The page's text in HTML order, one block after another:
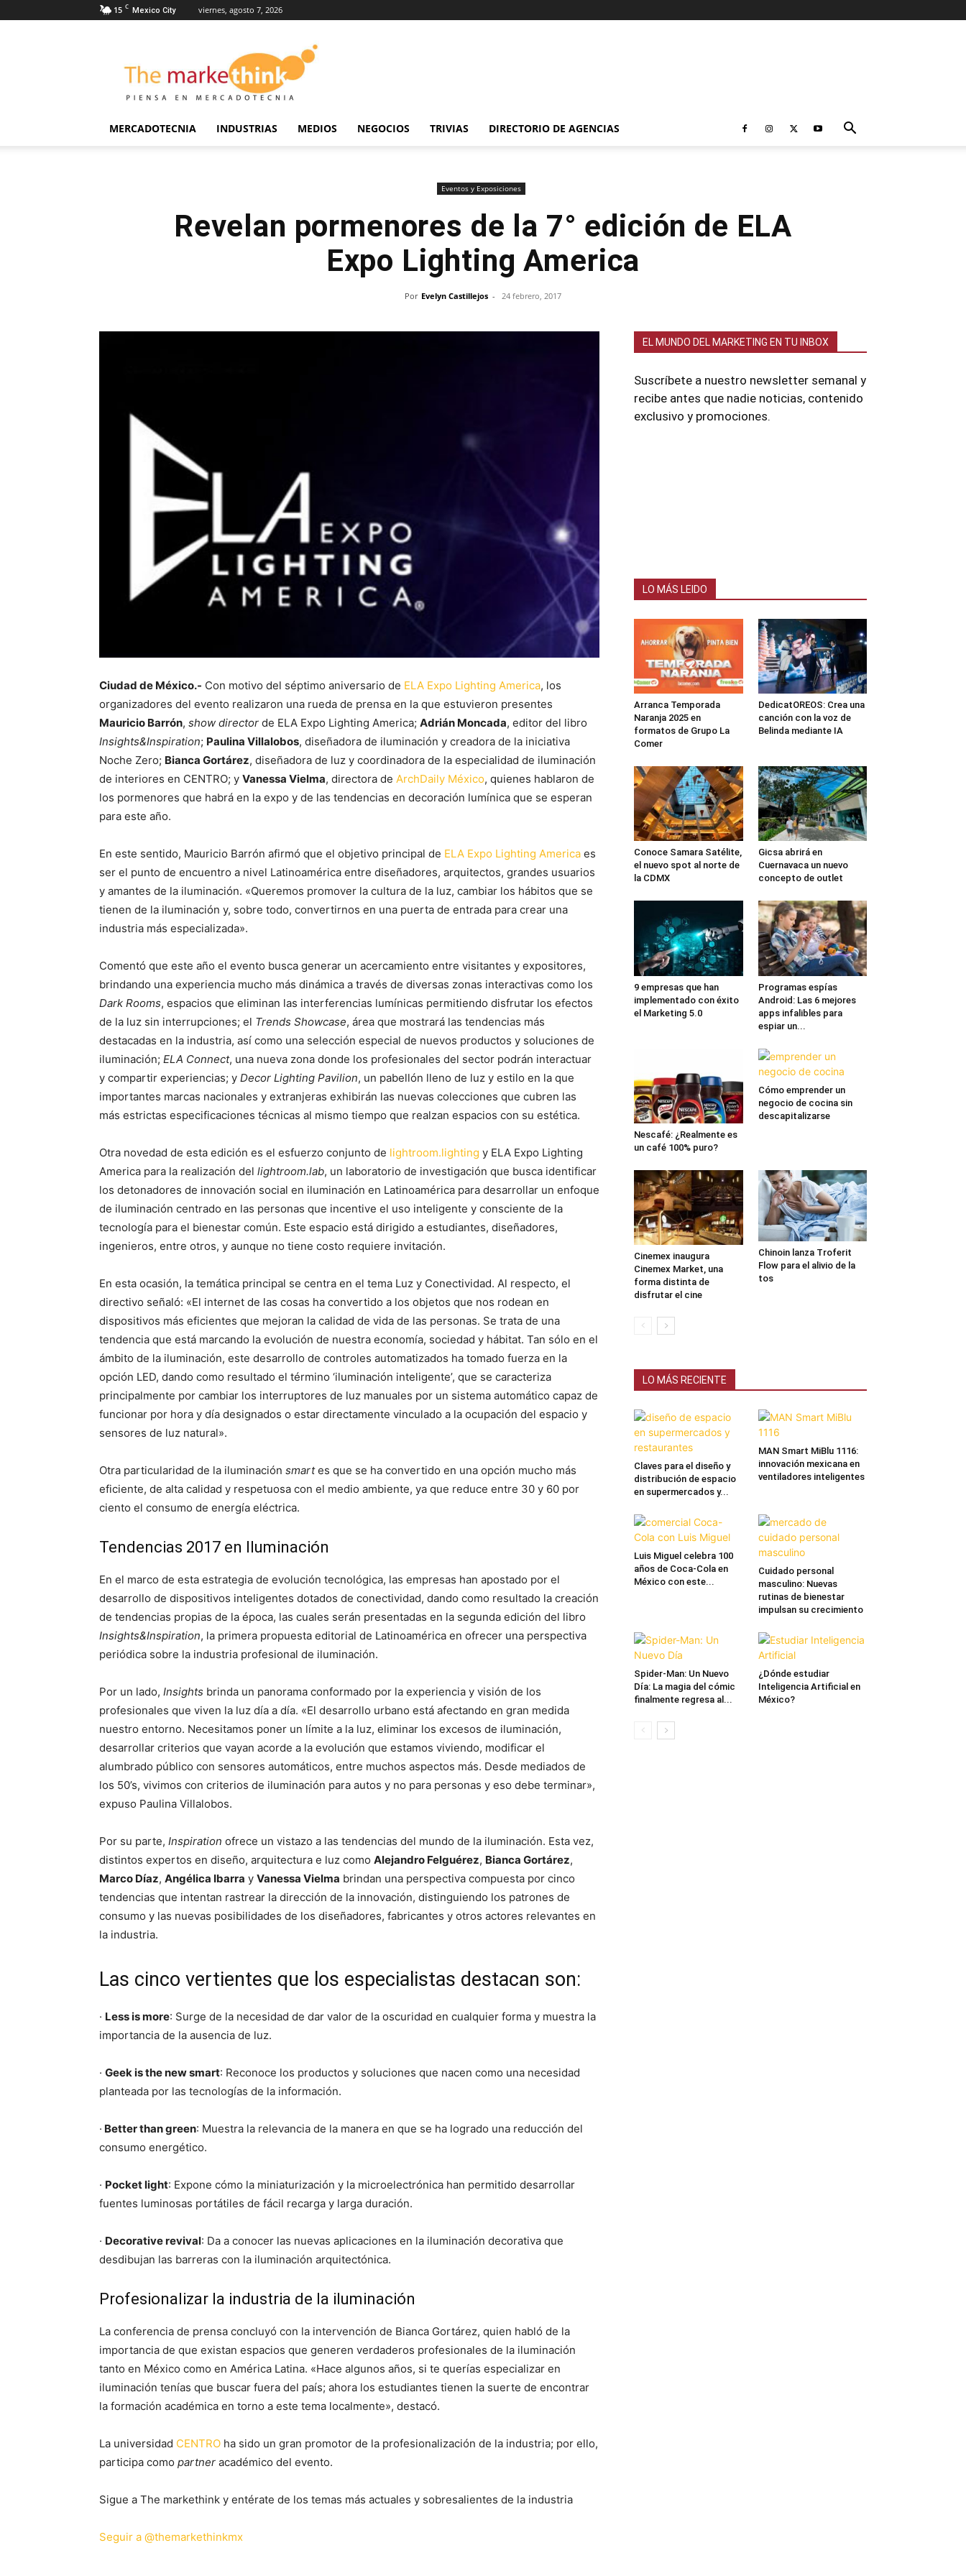
15 C Mexico City viernes, agosto 7, 2026
Markethink
MERCADOTECNIA INDUSTRIAS MEDIOS NEGOCIOS TRIVIAS DIRECTORIO DE AGENCIAS
Eventos y Exposiciones
Revelan pormenores de la 7° edición de ELA
Expo Lighting America
Por Evelyn Castillejos - 24 febrero, 2017
Ciudad de México.- Con motivo del séptimo aniversario de ELA Expo Lighting America, los
organizadores del evento realizaron una rueda de prensa en la que estuvieron presentes
Mauricio Barrón, show director de ELA Expo Lighting America; Adrián Moncada, editor del libro
Insights&Inspiration; Paulina Villalobos, diseñadora de iluminación y creadora de la iniciativa
Noche Zero; Bianca Gortárez, diseñadora de luz y coordinadora de la especialidad de iluminación
de interiores en CENTRO; y Vanessa Vielma, directora de ArchDaily México, quienes hablaron de
los pormenores que habrá en la expo y de las tendencias en decoración lumínica que se esperan
para este año.
En este sentido, Mauricio Barrón afirmó que el objetivo principal de ELA Expo Lighting America es
ser el punto de encuentro a nivel Latinoamérica entre diseñadores, arquitectos, grandes usuarios
y amantes de la iluminación. «Queremos promover la cultura de la luz, cambiar los hábitos que se
tienen de la iluminación y, sobre todo, convertirnos en una puerta de entrada para crear una
industria más especializada».
Comentó que este año el evento busca generar un acercamiento entre visitantes y expositores,
brindando una experiencia mucho más dinámica a través de diversas zonas interactivas como los
Dark Rooms, espacios que eliminan las interferencias lumínicas permitiendo disfrutar los efectos
de la luz sin interrupciones; el Trends Showcase, área que mostrará las tendencias más
destacadas en la industria, así como una selección especial de nuevos productos y soluciones de
iluminación; ELA Connect, una nueva zona donde los profesionales del sector podrán interactuar
y compartir experiencias; y Decor Lighting Pavilion, un pabellón lleno de luz y estilo en la que
importantes marcas nacionales y extranjeras exhibirán las nuevas colecciones que cubren las
más estrictas especificaciones técnicas al mismo tiempo que realzan espacios con su estética.
Otra novedad de esta edición es el esfuerzo conjunto de lightroom.lighting y ELA Expo Lighting
America para la realización del lightroom.lab, un laboratorio de investigación que busca identificar
los detonadores de innovación social en iluminación en Latinoamérica para desarrollar un enfoque
de iluminación centrado en las personas que incentive el uso inteligente y consciente de la
tecnología para el bienestar común. Este espacio está dirigido a estudiantes, diseñadores,
ingenieros, entre otros, y aunque no tiene costo requiere invitación.
En esta ocasión, la temática principal se centra en el tema Luz y Conectividad. Al respecto, el
directivo señaló: «El internet de las cosas ha convertido a los objetos que nos rodean en
dispositivos más eficientes que mejoran la calidad de vida de las personas. Se trata de una
tendencia que está marcando la evolución de nuestra economía, sociedad y hábitat. Tan sólo en el
ámbito de la iluminación, este desarrollo de controles automatizados ha tomado fuerza en la
opción LED, dando como resultado el término ‘iluminación inteligente’, que se caracteriza
principalmente por cambiar los interruptores de luz manuales por un sistema automático capaz de
funcionar por hora y día designados o estar directamente vinculado a la ocupación del espacio y
sensores de luz natural».
Otra particularidad de la iluminación smartes que se ha convertido en una opción mucho más
eficiente, de alta calidad y respetuosa con el medio ambiente, ya que reduce entre 30 y 60 por
ciento el consumo de energía eléctrica.
Tendencias 2017 en Iluminación
En el marco de esta estrategia de evolución tecnológica, las empresas han apostado por el
desarrollo de dispositivos inteligentes dotados de conectividad, dando como resultado la creación
de tendencias propias de la época, las cuales serán presentadas en la segunda edición del libro
Insights&Inspiration, la primera propuesta editorial de Latinoamérica en ofrecer una perspectiva
periódica sobre la industria profesional de iluminación.
Por un lado, Insights brinda un panorama conformado por la experiencia y visión de los
profesionales que viven la luz día a día. «El desarrollo urbano está afectando en gran medida
nuestro entorno. Necesitamos poner un límite a la luz, eliminar los excesos de iluminación,
desarrollar criterios que vayan acorde a la evolución que estamos viviendo, modificar el
alumbrado público con sensores automáticos, entre muchos aspectos más. Desde mediados de
los 50’s, vivimos con criterios de iluminación para autos y no para personas y eso debe terminar»,
expuso Paulina Villalobos.
Por su parte, Inspiration ofrece un vistazo a las tendencias del mundo de la iluminación. Esta vez,
distintos expertos en diseño, arquitectura e luz como Alejandro Felguérez, Bianca Gortárez,
Marco Díaz, Angélica Ibarra y Vanessa Vielma brindan una perspectiva compuesta por cinco
tendencias que intentan rastrear la dirección de la innovación, distinguiendo los patrones de
consumo y las nuevas posibilidades de los diseñadores, fabricantes y otros actores relevantes en
la industria.
Las cinco vertientes que los especialistas destacan son:
· Less is more: Surge de la necesidad de dar valor de la oscuridad en cualquier forma y muestra la
importancia de la ausencia de luz.
· Geek is the new smart: Reconoce los productos y soluciones que nacen como una necesidad
planteada por las tecnologías de la información.
· Better than green: Muestra la relevancia de la manera en que se ha logrado una reducción del
consumo energético.
· Pocket light: Expone cómo la miniaturización y la microelectrónica han permitido desarrollar
fuentes luminosas portátiles de fácil recarga y larga duración.
· Decorative revival: Da a conocer las nuevas aplicaciones en la iluminación decorativa que
desdibujan las barreras con la iluminación arquitectónica.
Profesionalizar la industria de la iluminación
La conferencia de prensa concluyó con la intervención de Bianca Gortárez, quien habló de la
importancia de que existan espacios que generen verdaderos profesionales de la iluminación
tanto en México como en América Latina. «Hace algunos años, si te querías especializar en
iluminación tenías que buscar fuera del país; ahora los estudiantes tienen la suerte de encontrar
la formación académica en torno a este tema localmente», destacó.
La universidad CENTRO ha sido un gran promotor de la profesionalización de la industria; por ello,
participa como partner académico del evento.
Sigue a The markethink y entérate de los temas más actuales y sobresalientes de la industria
Seguir a @themarkethinkmx
EL MUNDO DEL MARKETING EN TU INBOX
Suscríbete a nuestro newsletter semanal y
recibe antes que nadie noticias, contenido
exclusivo y promociones.
LO MÁS LEIDO
Arranca Temporada
Naranja 2025 en
formatos de Grupo La
Comer
DedicatOREOS: Crea una
canción con la voz de
Belinda mediante IA
Conoce Samara Satélite,
el nuevo spot al norte de
la CDMX
Gicsa abrirá en
Cuernavaca un nuevo
concepto de outlet
9 empresas que han
implementado con éxito
el Marketing 5.0
Programas espías
Android: Las 6 mejores
apps infalibles para
espiar un...
Nescafé: ¿Realmente es
un café 100% puro?
Cómo emprender un
negocio de cocina sin
descapitalizarse
Cinemex inaugura
Cinemex Market, una
forma distinta de
disfrutar el cine
Chinoin lanza Troferit
Flow para el alivio de la
tos
LO MÁS RECIENTE
Claves para el diseño y
distribución de espacio
en supermercados y...
MAN Smart MiBlu 1116:
innovación mexicana en
ventiladores inteligentes
Luis Miguel celebra 100
años de Coca-Cola en
México con este...
Cuidado personal
masculino: Nuevas
rutinas de bienestar
impulsan su crecimiento
Spider-Man: Un Nuevo
Día: La magia del cómic
finalmente regresa al...
¿Dónde estudiar
Inteligencia Artificial en
México?